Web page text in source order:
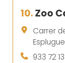
10.Zoo
Carrer
933 72 13